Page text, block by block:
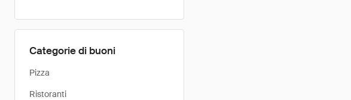
Categorie di buoni
Pizza
Ristoranti